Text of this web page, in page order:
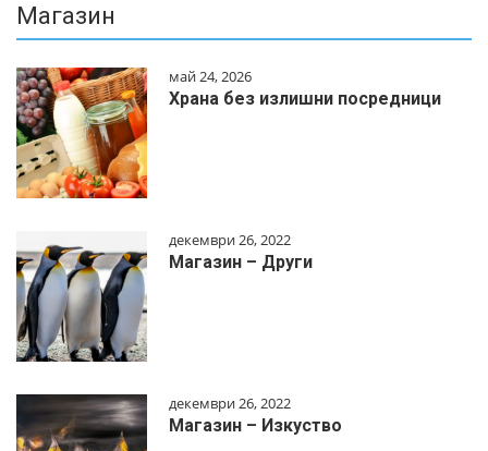
Магазин
май 24, 2026
Храна без излишни посредници
декември 26, 2022
Магазин – Други
декември 26, 2022
Магазин – Изкуство